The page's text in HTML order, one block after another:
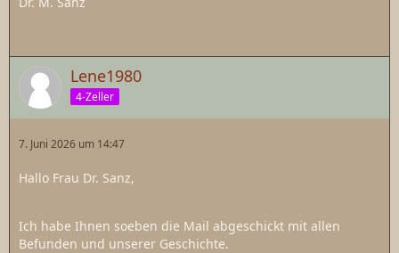
Lene1980
4-Zeller
7. Juni 2026 um 14:47
Hallo Frau Dr. Sanz,
Ich habe Ihnen soeben die Mail abgeschickt mit allen
Befunden und unserer Geschichte.